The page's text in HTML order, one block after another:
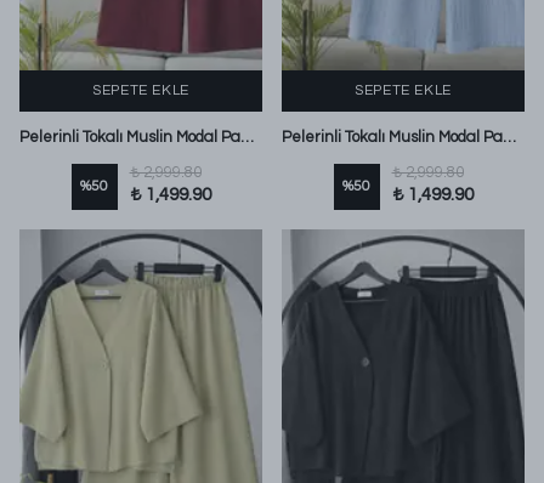
SEPETE EKLE
Pelerinli Tokalı Muslin Modal Pantolonlu Takım Bordo
%50
₺ 2,999.80
₺ 1,499.90
SEPETE EKLE
Pelerinli Tokalı Muslin Modal Pantolonlu Takım Bebe Mavi
%50
₺ 2,999.80
₺ 1,499.90